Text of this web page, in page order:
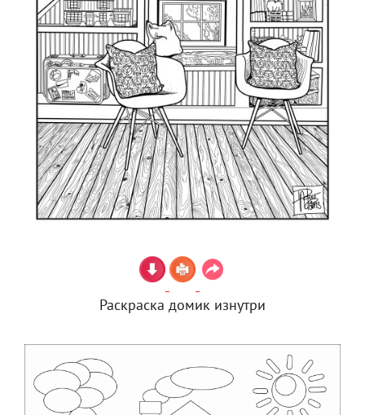
Раскраска домик изнутри